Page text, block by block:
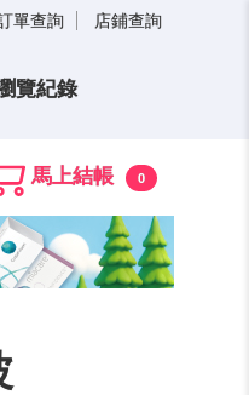
單查詢 店鋪查詢
覽紀錄
馬上結帳 0